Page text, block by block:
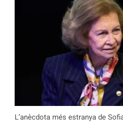
L’anècdota més estranya de